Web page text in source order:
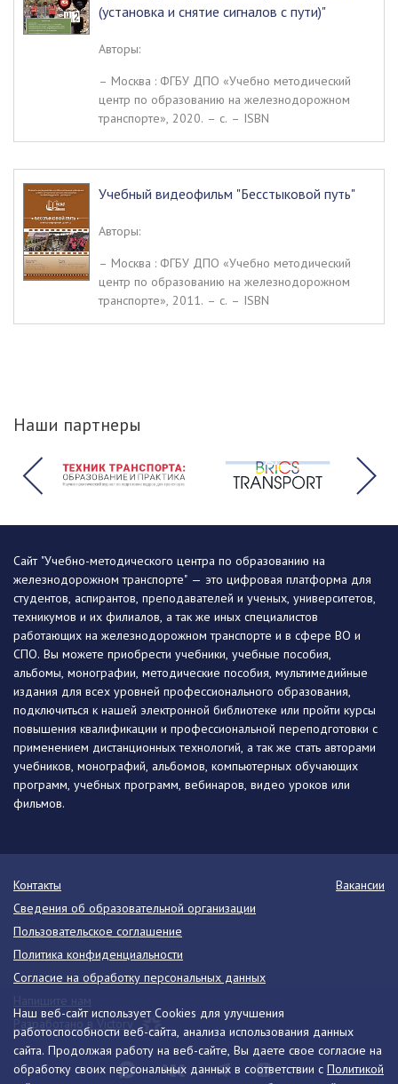
(установка и снятие сигналов с пути)"
Авторы:
– Москва : ФГБУ ДПО «Учебно методический
центр по образованию на железнодорожном
транспорте», 2020. – c. – ISBN
Учебный видеофильм "Бесстыковой путь"
Авторы:
– Москва : ФГБУ ДПО «Учебно методический
центр по образованию на железнодорожном
транспорте», 2011. – c. – ISBN
Наши партнеры
Наш веб-сайт использует Cookies для улучшения
работоспособности веб-сайта, анализа использования данных
сайта. Продолжая работу на веб-сайте, Вы даете свое согласие на
обработку своих персональных данных в соответствии с Политикой
Сайт "Учебно-методического центра по образованию на
железнодорожном транспорте" — это цифровая платформа для
студентов, аспирантов, преподавателей и ученых, университетов,
техникумов и их филиалов, а так же иных специалистов
работающих на железнодорожном транспорте и в сфере ВО и
СПО. Вы можете приобрести учебники, учебные пособия,
альбомы, монографии, методические пособия, мультимедийные
издания для всех уровней профессионального образования,
подключиться к нашей электронной библиотеке или пройти курсы
повышения квалификации и профессиональной переподготовки с
применением дистанционных технологий, а так же стать авторами
учебников, монографий, альбомов, компьютерных обучающих
программ, учебных программ, вебинаров, видео уроков или
фильмов.
Контакты
Вакансии
Сведения об образовательной организации
Пользовательское соглашение
Политика конфиденциальности
Согласие на обработку персональных данных
Разработано в Victory